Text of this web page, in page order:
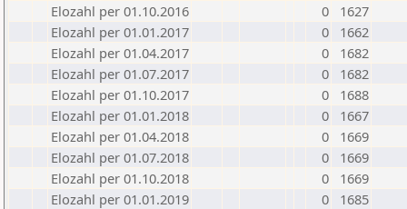
Elozahl per 01.10.2016
0
1627
Elozahl per 01.01.2017
0
1662
Elozahl per 01.04.2017
0
1682
Elozahl per 01.07.2017
0
1682
Elozahl per 01.10.2017
0
1688
Elozahl per 01.01.2018
0
1667
Elozahl per 01.04.2018
0
1669
Elozahl per 01.07.2018
0
1669
Elozahl per 01.10.2018
0
1669
Elozahl per 01.01.2019
0
1685